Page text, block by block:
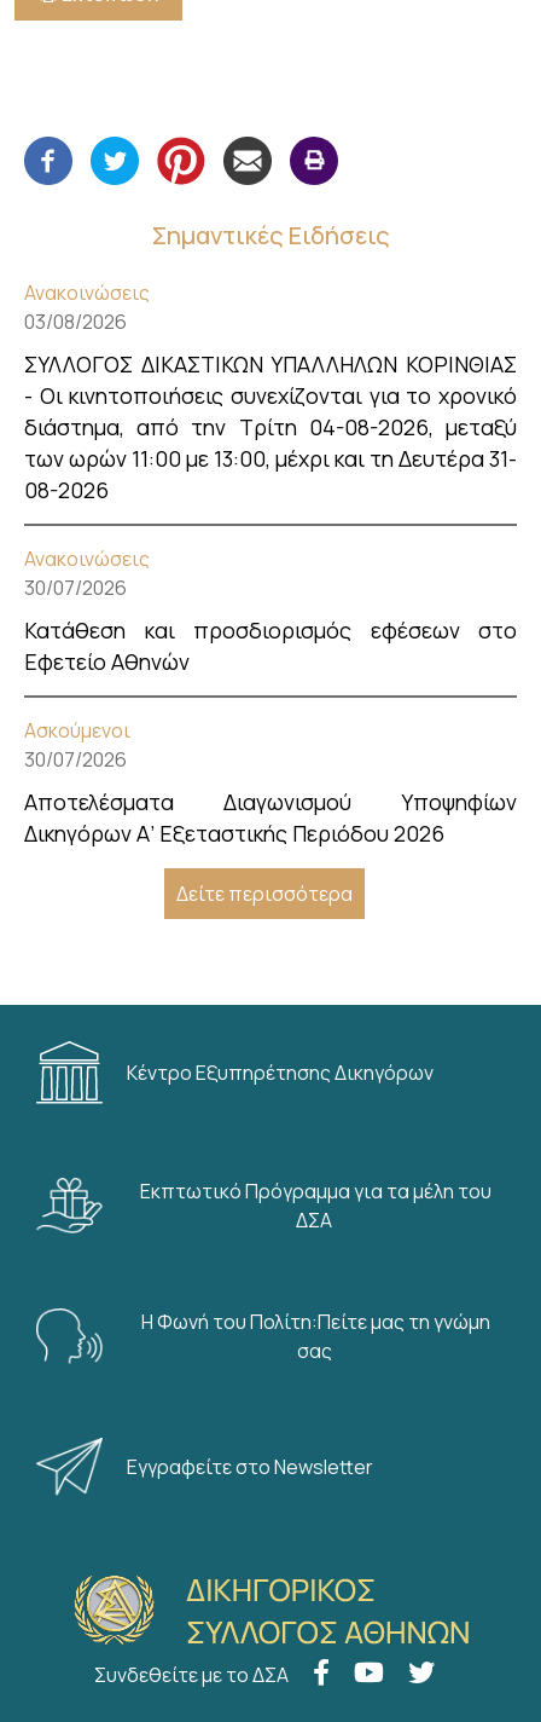
Σημαντικές Ειδήσεις
Ανακοινώσεις
03/08/2026
ΣΥΛΛΟΓΟΣ ΔΙΚΑΣΤΙΚΩΝ ΥΠΑΛΛΗΛΩΝ ΚΟΡΙΝΘΙΑΣ
- Οι κινητοποιήσεις συνεχίζονται για το χρονικό
διάστημα, από την Τρίτη 04-08-2026, μεταξύ
των ωρών 11:00 με 13:00, μέχρι και τη Δευτέρα 31-
08-2026
Ανακοινώσεις
30/07/2026
Κατάθεση και προσδιορισμός εφέσεων στο
Εφετείο Αθηνών
Ασκούμενοι
30/07/2026
Αποτελέσματα Διαγωνισμού Υποψηφίων
Δικηγόρων Α’ Εξεταστικής Περιόδου 2026
Δείτε περισσότερα
Κέντρο Εξυπηρέτησης Δικηγόρων
Εκπτωτικό Πρόγραμμα για τα μέλη του
ΔΣΑ
Η Φωνή του Πολίτη:Πείτε μας τη γνώμη
σας
Εγγραφείτε στο Newsletter
Συνδεθείτε με το ΔΣΑ